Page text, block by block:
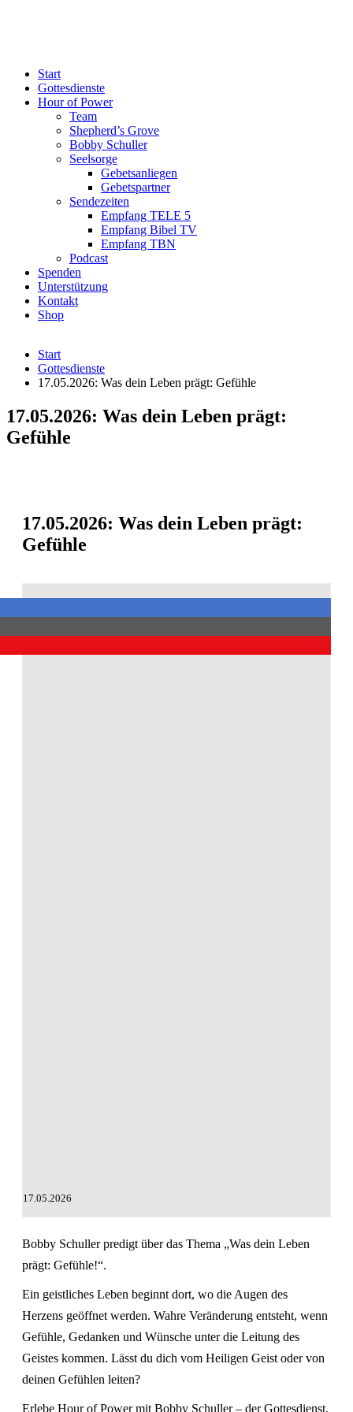
Start
Gottesdienste
Hour of Power
Team
Shepherd’s Grove
Bobby Schuller
Seelsorge
Gebetsanliegen
Gebetspartner
Sendezeiten
Empfang TELE 5
Empfang Bibel TV
Empfang TBN
Podcast
Spenden
Unterstützung
Kontakt
Shop
Start
Gottesdienste
17.05.2026: Was dein Leben prägt: Gefühle
17.05.2026: Was dein Leben prägt:
Gefühle
17.05.2026: Was dein Leben prägt:
Gefühle
17.05.2026
Bobby Schuller predigt über das Thema „Was dein Leben
prägt: Gefühle!“.
Ein geistliches Leben beginnt dort, wo die Augen des
Herzens geöffnet werden. Wahre Veränderung entsteht, wenn
Gefühle, Gedanken und Wünsche unter die Leitung des
Geistes kommen. Lässt du dich vom Heiligen Geist oder von
deinen Gefühlen leiten?
Erlebe Hour of Power mit Bobby Schuller – der Gottesdienst,